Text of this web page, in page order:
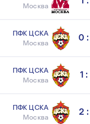
Москва
ПФК ЦСКА
Москва
0
ПФК ЦСКА
Москва
1
ПФК ЦСКА
Москва
2